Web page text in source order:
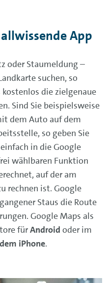
App
oder Staumeldung –
suchen, so
die zielgenaue
Sind Sie beispielsweise
dem Auto auf dem
so geben Sie
in die Google
wählbaren Funktion
auf der am
rechnen ist. Google
Staus die Route
Google Maps als
fürAndroid oder im
iPhone.